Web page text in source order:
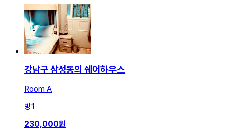
강남구 삼성동의 쉐어하우스
Room A
방1
230,000원